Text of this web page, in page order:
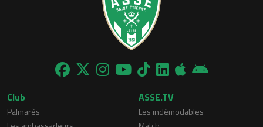
Club
Palmarès
ASSE.TV
Les indémodables